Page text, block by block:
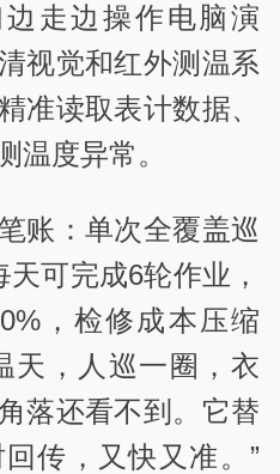
边走边操作电脑演
视觉和红外测温系
准读取表计数据、
温度异常。
账：单次全覆盖巡
可完成6轮作业，
，检修成本压缩
天，人巡一圈，衣
落还看不到。它替
传，又快又准。”